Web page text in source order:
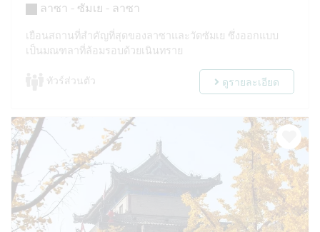
ลาซา - ซัมเย - ลาซา
เยือนสถานที่สำคัญที่สุดของลาซาและวัดซัมเย ซึ่งออกแบบ
เป็นมณฑลาที่ล้อมรอบด้วยเนินทราย
ทัวร์ส่วนตัว ดูรายละเอียด